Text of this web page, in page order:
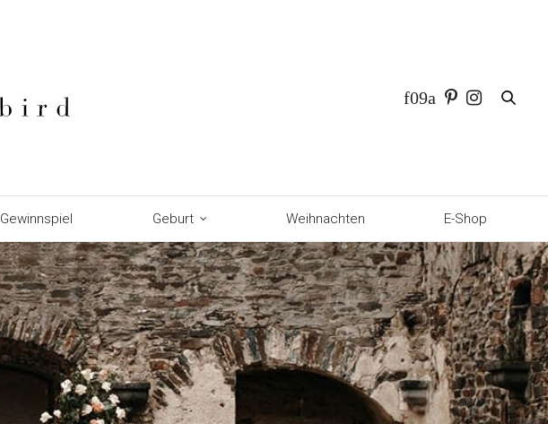
Gewinnspiel Geburt Weihnachten E-Shop